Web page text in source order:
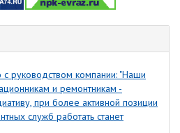
с руководством компании: "Наши
и ремонтникам -
при более активной позиции
служб работать станет